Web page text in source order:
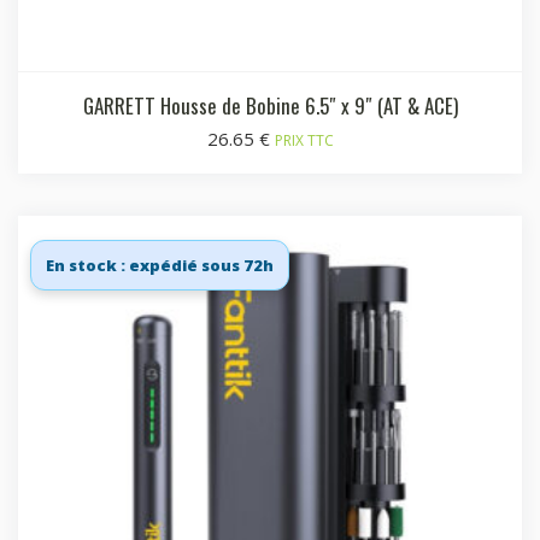
GARRETT Housse de Bobine 6.5″ x 9″ (AT & ACE)
26.65 € PRIX TTC
En stock : expédié sous 72h